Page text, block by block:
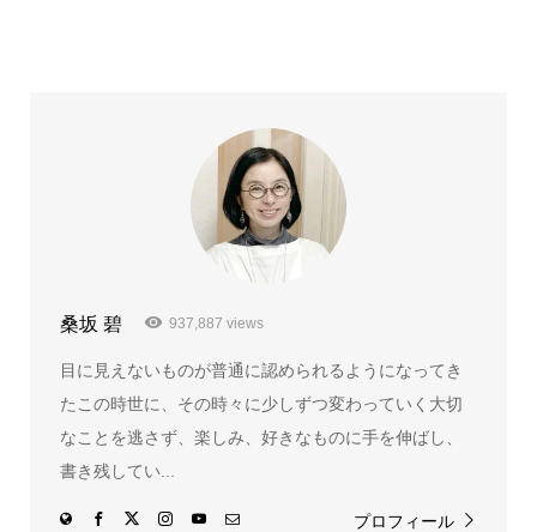
桑坂 碧 937,887 views
目に見えないものが普通に認められるようになってき
たこの時世に、その時々に少しずつ変わっていく大切
なことを逃さず、楽しみ、好きなものに手を伸ばし、
書き残してい...
プロフィール